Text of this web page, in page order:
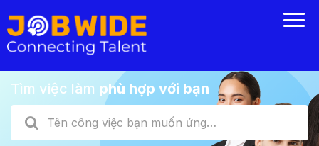
Tìm việc làm phù hợp với bạn